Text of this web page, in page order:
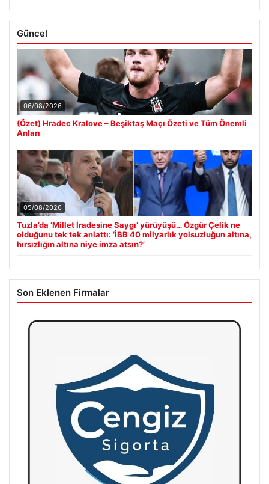
Güncel
06/08/2026
(Özet) Hradec Kralove – Beşiktaş Maçı Özeti ve Tüm Önemli
Anları
05/08/2026
Tuzla’da ‘Millet İradesine Saygı’ yürüyüşü… Özgür Çelik ne
olduğunu tek tek anlattı: ‘İBB 40 milyarlık yolsuzluğun altına,
hırsızlığın altına niye imza atsın?’
Son Eklenen Firmalar